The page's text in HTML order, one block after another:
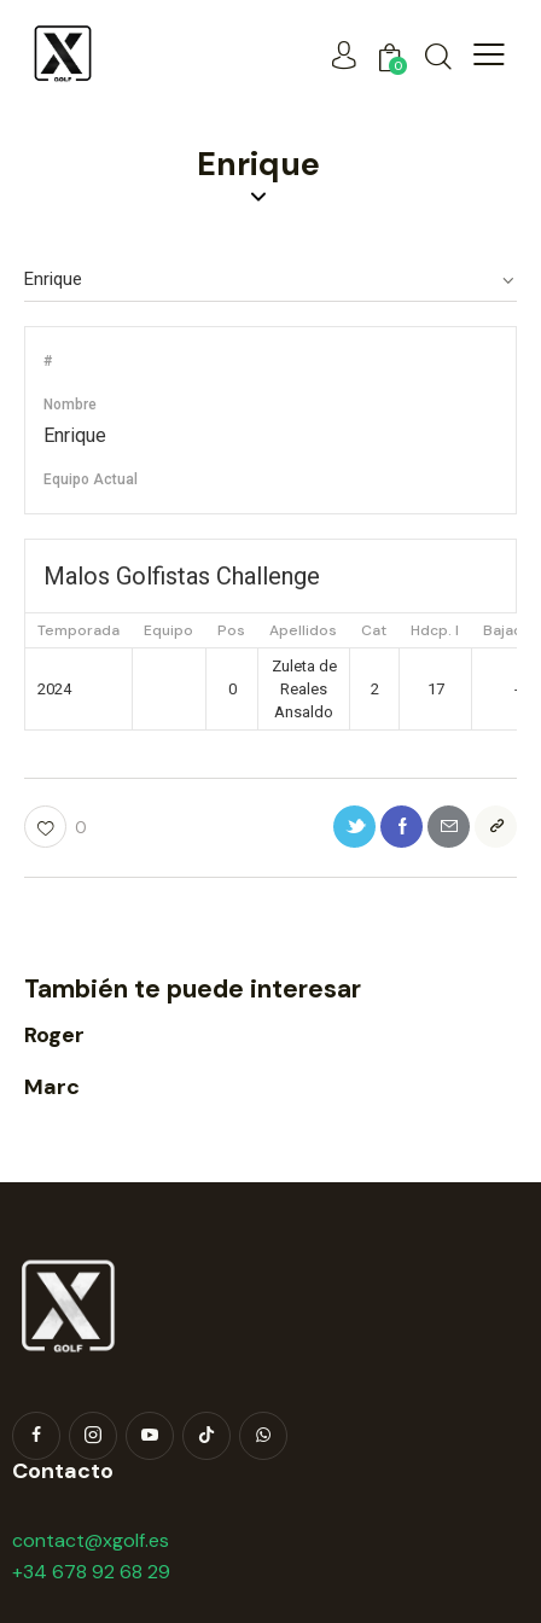
0
Enrique
#
Nombre
Enrique
Equipo Actual
Malos Golfistas Challenge
Temporada Equipo Pos Apellidos Cat Hdcp. I Bajada
2024 0
Zuleta de
Reales
Ansaldo
2 17 -1,1
0
También te puede interesar
Roger
Marc
Contacto
contact@xgolf.es
+34 678 92 68 29